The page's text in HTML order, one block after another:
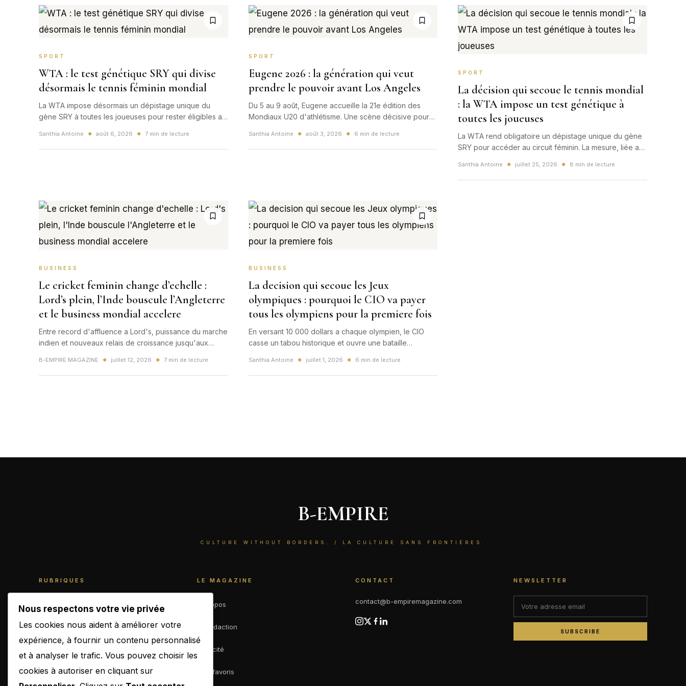
SPORT
WTA : le test génétique SRY qui divise
désormais le tennis féminin mondial
La WTA impose désormais un dépistage unique du
gène SRY à toutes les joueuses pour rester éligibles au
cette règle mondiale ouvre aussi une bataille
scientifique, juridique et éthique qui touche directement
Santhia Antoine ◆ août 6, 2026 ◆ 7 min de lecture
SPORT
Eugene 2026 : la génération qui veut
prendre le pouvoir avant Los Angeles
Du 5 au 9 août, Eugene accueille la 21e édition des
Mondiaux U20 d'athlétisme. Une scène décisive pour
nouvelles épreuves et mesurer les ambitions de
l'équipe de France.
Santhia Antoine ◆ août 3, 2026 ◆ 6 min de lecture
SPORT
La décision qui secoue le tennis mondial
: la WTA impose un test génétique à
toutes les joueuses
La WTA rend obligatoire un dépistage unique du gène
SRY pour accéder au circuit féminin. La mesure, liée au
débat mondial sur l'équité, la science et la
confidentialité.
Santhia Antoine ◆ juillet 25, 2026 ◆ 8 min de lecture
BUSINESS
Le cricket feminin change d’echelle :
Lord’s plein, l’Inde bouscule l’Angleterre
et le business mondial accelere
Entre record d'affluence a Lord's, puissance du marche
indien et nouveaux relais de croissance jusqu'aux
que l'industrie du sport ne peut plus ignorer.
B-EMPIRE MAGAZINE ◆ juillet 12, 2026 ◆ 7 min de lecture
BUSINESS
La decision qui secoue les Jeux
olympiques : pourquoi le CIO va payer
tous les olympiens pour la premiere fois
En versant 10 000 dollars a chaque olympien, le CIO
casse un tabou historique et ouvre une bataille
et l'heritage de Paris 2024 vers Milan-Cortina et Los
Angeles.
Santhia Antoine ◆ juillet 1, 2026 ◆ 6 min de lecture
B-EMPIRE
CULTURE WITHOUT BORDERS. / LA CULTURE SANS FRONTIÈRES.
RUBRIQUES
Business
Sport
LE MAGAZINE
À propos
La rédaction
Publicité
Mes favoris
CONTACT
contact@b-empiremagazine.com
NEWSLETTER
SUBSCRIBE
Nous respectons votre vie privée
Les cookies nous aident à améliorer votre
expérience, à fournir un contenu personnalisé
et à analyser le trafic. Vous pouvez choisir les
cookies à autoriser en cliquant sur